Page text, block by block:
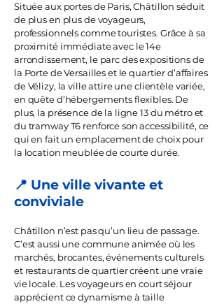
Située aux portes de Paris, Châtillon séduit
de plus en plus de voyageurs,
professionnels comme touristes. Grâce à sa
proximité immédiate avec le 14e
arrondissement, le parc des expositions de
la Porte de Versailles et le quartier d’affaires
de Vélizy, la ville attire une clientèle variée,
en quête d’hébergements flexibles. De
plus, la présence de la ligne 13 du métro et
du tramway T6 renforce son accessibilité, ce
qui en fait un emplacement de choix pour
la location meublée de courte durée.
📍 Une ville vivante et
conviviale
Châtillon n’est pas qu’un lieu de passage.
C’est aussi une commune animée où les
marchés, brocantes, événements culturels
et restaurants de quartier créent une vraie
vie locale. Les voyageurs en court séjour
apprécient ce dynamisme à taille